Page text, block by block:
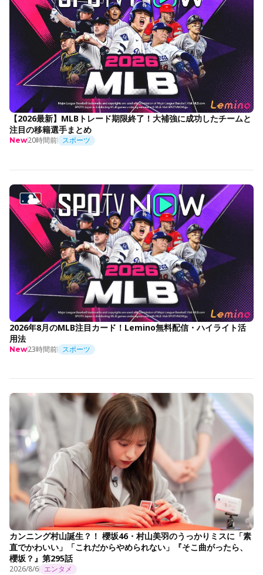
【2026最新】MLBトレード期限終了！大補強に成功したチームと
注目の移籍選手まとめ
New20時間前 スポーツ
2026年8月のMLB注目カード！Lemino無料配信・ハイライト活
用法
New23時間前 スポーツ
カンニング村山誕生？！ 櫻坂46・村山美羽のうっかりミスに「素
直でかわいい」「これだからやめられない」『そこ曲がったら、
櫻坂？』第295話
2026/8/6 エンタメ